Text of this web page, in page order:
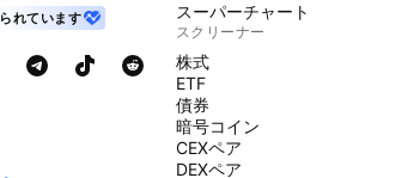
れています スーパーチャート
スクリーナー
株式
ETF
債券
暗号コイン
CEXペア
DEXペア